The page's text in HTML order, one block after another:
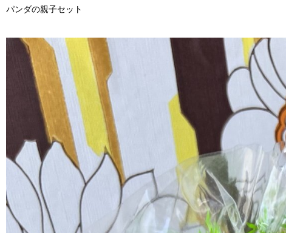
パンダの親子セット